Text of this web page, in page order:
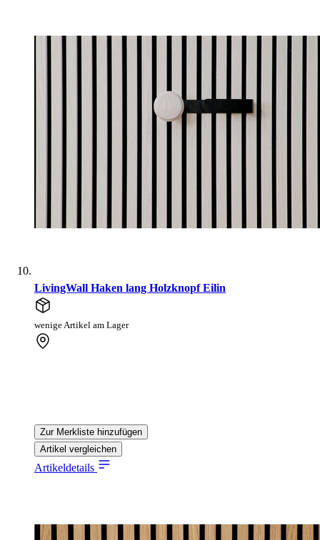
LivingWall Haken lang Holzknopf Eilin
wenige Artikel am Lager
Zur Merkliste hinzufügen
Artikel vergleichen
Artikeldetails